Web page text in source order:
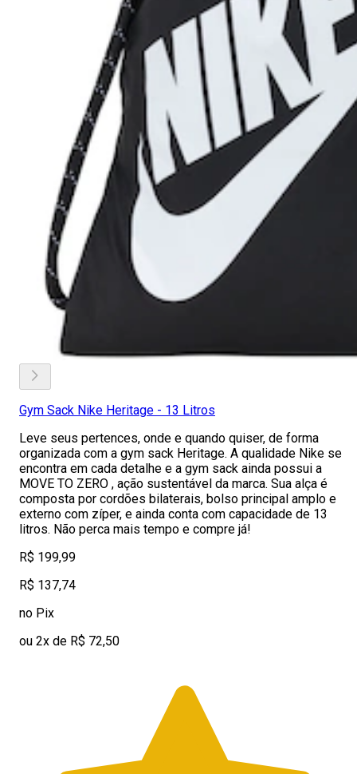
Gym Sack Nike Heritage - 13 Litros
Leve seus pertences, onde e quando quiser, de forma
organizada com a gym sack Heritage. A qualidade Nike se
encontra em cada detalhe e a gym sack ainda possui a
MOVE TO ZERO , ação sustentável da marca. Sua alça é
composta por cordões bilaterais, bolso principal amplo e
externo com zíper, e ainda conta com capacidade de 13
litros. Não perca mais tempo e compre já!
R$ 199,99
R$ 137,74
no Pix
ou 2x de R$ 72,50